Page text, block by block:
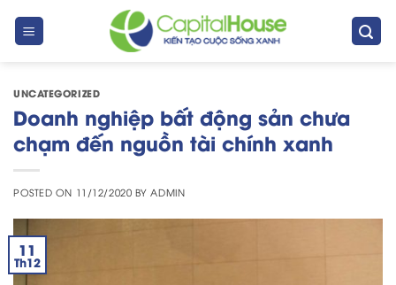
UNCATEGORIZED
Doanh nghiệp bất động sản chưa
chạm đến nguồn tài chính xanh
POSTED ON 11/12/2020 BY ADMIN
11
Th12